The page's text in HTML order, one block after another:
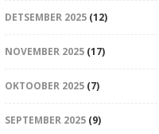
DETSEMBER 2025(12)
NOVEMBER 2025(17)
OKTOOBER 2025(7)
SEPTEMBER 2025(9)